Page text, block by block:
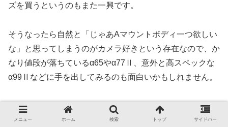
ズを買うというのもまた一興です。
そうなったら自然と「じゃあAマウントボディ一つ欲しい
な」と思ってしまうのがカメラ好きという存在なので、か
なり値段が落ちているα65やα77Ⅱ、意外と高スペックな
α99Ⅱなどに手を出してみるのも面白いかもしれません。
プロフィール
メニュー ホーム 検索 トップ サイドバー